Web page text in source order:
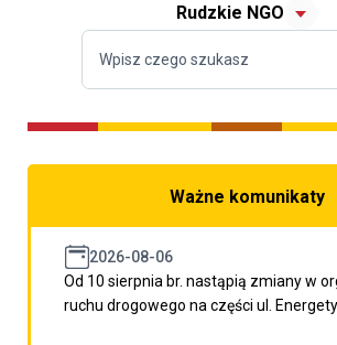
Rudzkie NGO
Ważne komunikaty
2026-08-06
Od 10 sierpnia br. nastąpią zmiany w
ruchu drogowego na części ul.